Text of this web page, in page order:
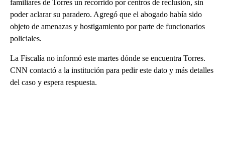
familiares de Torres un recorrido por centros de reclusión, sin
poder aclarar su paradero. Agregó que el abogado había sido
objeto de amenazas y hostigamiento por parte de funcionarios
policiales.
La Fiscalía no informó este martes dónde se encuentra Torres.
CNN contactó a la institución para pedir este dato y más detalles
del caso y espera respuesta.